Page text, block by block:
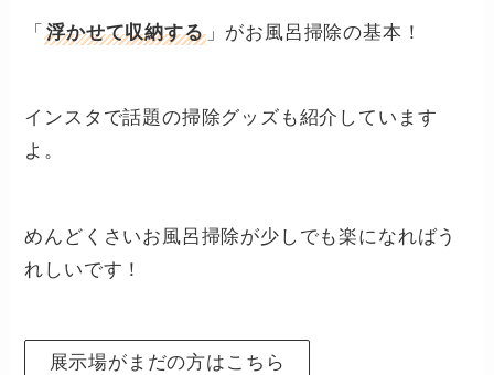
「浮かせて収納する」がお風呂掃除の基本！
インスタで話題の掃除グッズも紹介しています
よ。
めんどくさいお風呂掃除が少しでも楽になればう
れしいです！
展示場がまだの方はこちら